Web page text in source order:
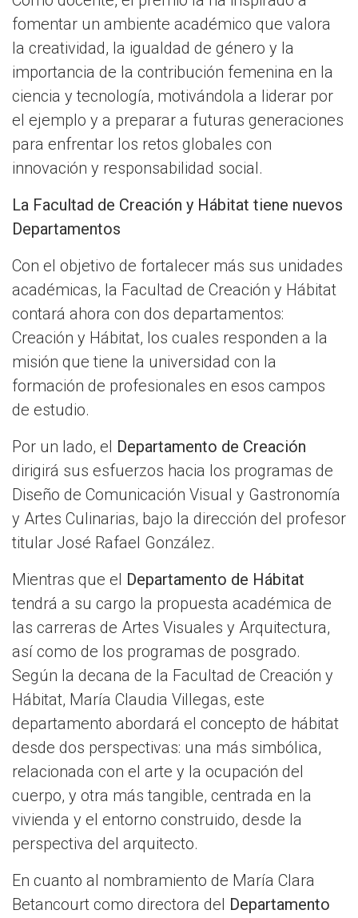
fomentar un ambiente académico que valora
la creatividad, la igualdad de género y la
importancia de la contribución femenina en la
ciencia y tecnología, motivándola a liderar por
el ejemplo y a preparar a futuras generaciones
para enfrentar los retos globales con
innovación y responsabilidad social.
La Facultad de Creación y Hábitat tiene nuevos
Departamentos
Con el objetivo de fortalecer más sus unidades
académicas, la Facultad de Creación y Hábitat
contará ahora con dos departamentos:
Creación y Hábitat, los cuales responden a la
misión que tiene la universidad con la
formación de profesionales en esos campos
de estudio.
Por un lado, el Departamento de Creación
dirigirá sus esfuerzos hacia los programas de
Diseño de Comunicación Visual y Gastronomía
y Artes Culinarias, bajo la dirección del profesor
titular José Rafael González.
Mientras que el Departamento de Hábitat
tendrá a su cargo la propuesta académica de
las carreras de Artes Visuales y Arquitectura,
así como de los programas de posgrado.
Según la decana de la Facultad de Creación y
Hábitat, María Claudia Villegas, este
departamento abordará el concepto de hábitat
desde dos perspectivas: una más simbólica,
relacionada con el arte y la ocupación del
cuerpo, y otra más tangible, centrada en la
vivienda y el entorno construido, desde la
perspectiva del arquitecto.
En cuanto al nombramiento de María Clara
Betancourt como directora del Departamento